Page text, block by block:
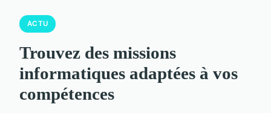
ACTU
Trouvez des missions
informatiques adaptées à vos
compétences